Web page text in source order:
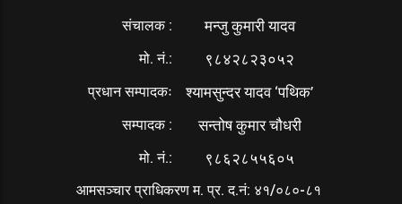
संचालक : मन्जु कुमारी यादव
मो. नं.: ९८४२८२३०५२
प्रधान सम्पादकः श्यामसुन्दर यादव ‘पथिक’
सम्पादक : सन्तोष कुमार चौधरी
मो. नं.: ९८६२८५५६०५
आमसञ्चार प्राधिकरण म. प्र. द.नं: ४१/०८०-८१